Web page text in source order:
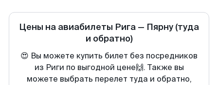
Цены на авиабилеты Рига — Пярну (туда
и обратно)
😍 Вы можете купить билет без посредников
из Риги по выгодной цене🙌. Также вы
можете выбрать перелет туда и обратно,